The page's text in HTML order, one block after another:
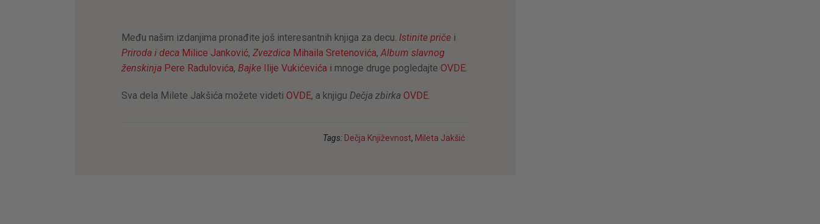
Među našim izdanjima pronađite još interesantnih knjiga za decu. Istinite pričei
Priroda i deca Milice Janković, Zvezdica Mihaila Sretenovića, Album slavnog
ženskinja Pere Radulovića, Bajke Ilije Vukićevića i mnoge druge pogledajte OVDE.
Sva dela Milete Jakšića možete videti OVDE, a knjigu Dečja zbirka OVDE.
Tags: Dečja Književnost, Mileta Jakšić